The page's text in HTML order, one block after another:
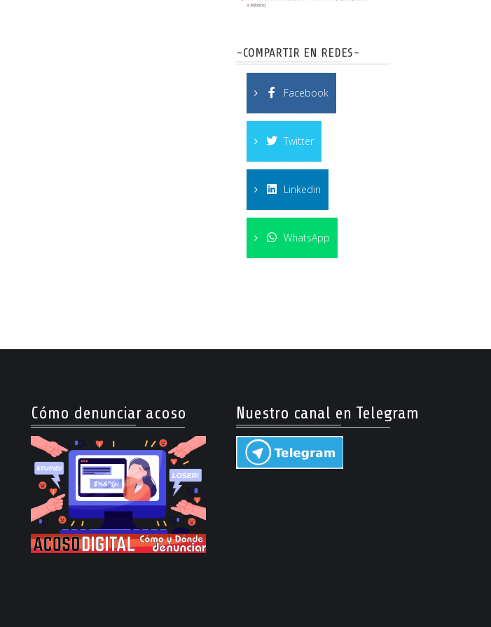
-COMPARTIR EN REDES-
Facebook
Twitter
Linkedin
WhatsApp
Cómo denunciar acoso Nuestro canal en Telegram